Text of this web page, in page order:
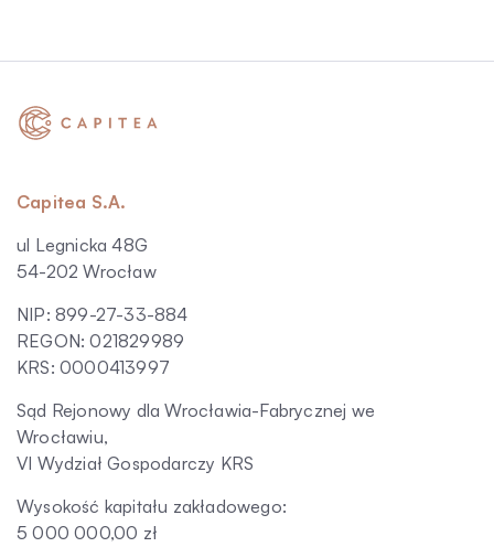
Capitea S.A.
ul Legnicka 48G
54-202 Wrocław
NIP: 899-27-33-884
REGON: 021829989
KRS: 0000413997
Sąd Rejonowy dla Wrocławia-Fabrycznej we
Wrocławiu,
VI Wydział Gospodarczy KRS
Wysokość kapitału zakładowego:
5 000 000,00 zł